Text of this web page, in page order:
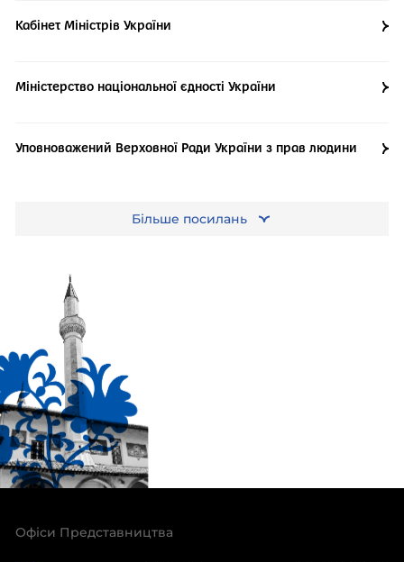
Кабінет Міністрів України
Міністерство національної єдності України
Уповноважений Верховної Ради України з прав людини
Більше посилань
Офіси Представництва